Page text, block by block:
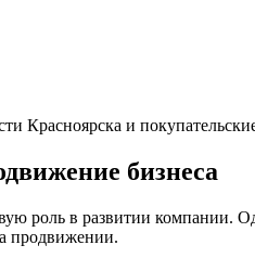
Красноярска и
бизнеса
роль в развитии компании.
продвижении.